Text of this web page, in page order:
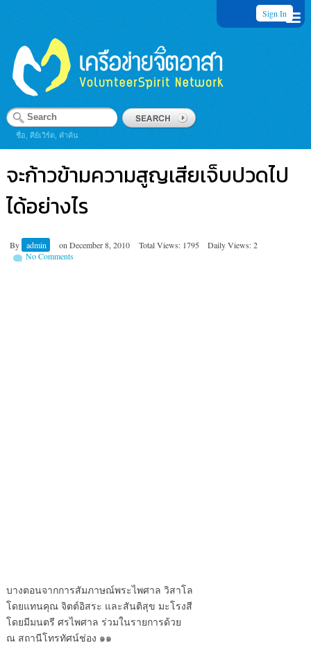
Sign In
ชื่อ, คีย์เวิร์ด, คำค้น
จะก้าวข้ามความสูญเสียเจ็บปวดไป
ได้อย่างไร
By admin on December 8, 2010 Total Views: 1795
Daily Views: 2
No Comments
บางตอนจากการสัมภาษณ์พระไพศาล วิสาโล
โดยแทนคุณ จิตต์อิสระ และสันติสุข มะโรงสี
โดยมีมนตรี ศรไพศาล ร่วมในรายการด้วย
ณ สถานีโทรทัศน์ช่อง ๑๑